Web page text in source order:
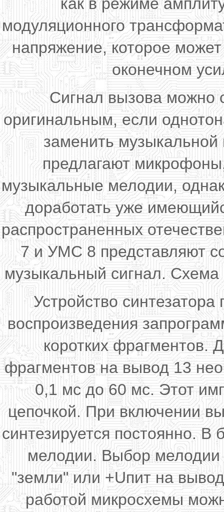
модуляционного
напряжение, которое
оконечном
Сигнал вызова можно
оригинальным, если
заменить
предлагают
музыкальные мелодии,
доработать уже
распространенных
7 и УМС 8 представляют
музыкальный сигнал.
Устройство
воспроизведения
коротких фрагментов.
фрагментов на вывод 13
0,1 мс до 60 мс. Этот
цепочкой. При включении
синтезируется постоянно.
мелодии. Выбор
"земли" или +Uпит на
работой микросхемы